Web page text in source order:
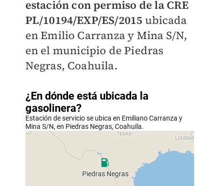
estación con permiso de la CRE
PL/10194/EXP/ES/2015 ubicada
en Emilio Carranza y Mina S/N,
en el municipio de Piedras
Negras, Coahuila.